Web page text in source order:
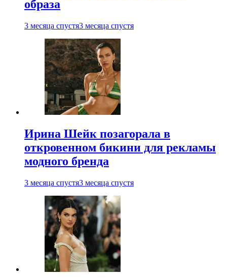
образа
3 месяца спустя3 месяца спустя
Ирина Шейк позагорала в
откровенном бикини для рекламы
модного бренда
3 месяца спустя3 месяца спустя